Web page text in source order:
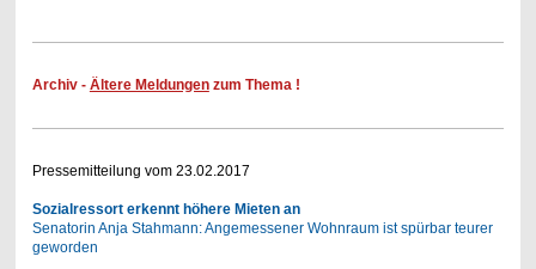
Archiv - Ältere Meldungenzum Thema !
Pressemitteilung vom 23.02.2017
Sozialressort erkennt höhere Mieten an
Senatorin Anja Stahmann: Angemessener Wohnraum ist spürbar teurer
geworden